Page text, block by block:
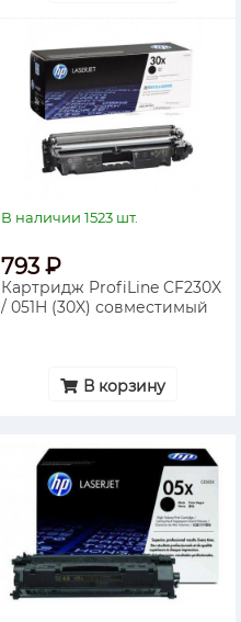
В наличии 1523 шт.
793 ₽
Картридж ProfiLine CF230X
/ 051H (30X) совместимый
В корзину